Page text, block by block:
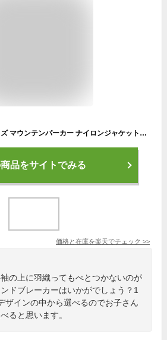
ウインドブレーカー キッズ マウンテンパーカー ナイロンジャケット ライトアウター 幼稚園 小学生 中学生 子供 服 男の子 女の子 ジュニア 子供服 プチプラ ファッション おしゃれ かっこいい 可愛い 春 夏 秋 薄手 撥水 UV 裏メッシュ 110cm 120cm 130cm 140cm 150cm 160cm
品をサイトでみる
価格と在庫を楽天でチェック >>
の上に羽織ってもべとつかないのが
ドブレーカーはいかがでしょう？1
ザインの中から選べるのでお子さん
ると思います。